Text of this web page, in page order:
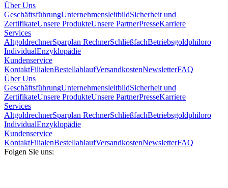
Über Uns
GeschäftsführungUnternehmensleitbildSicherheit und
ZertifikateUnsere ProdukteUnsere PartnerPresseKarriere
Services
AltgoldrechnerSparplan RechnerSchließfachBetriebsgoldphiloro
IndividualEnzyklopädie
Kundenservice
KontaktFilialenBestellablaufVersandkostenNewsletterFAQ
Über Uns
GeschäftsführungUnternehmensleitbildSicherheit und
ZertifikateUnsere ProdukteUnsere PartnerPresseKarriere
Services
AltgoldrechnerSparplan RechnerSchließfachBetriebsgoldphiloro
IndividualEnzyklopädie
Kundenservice
KontaktFilialenBestellablaufVersandkostenNewsletterFAQ
Folgen Sie uns: